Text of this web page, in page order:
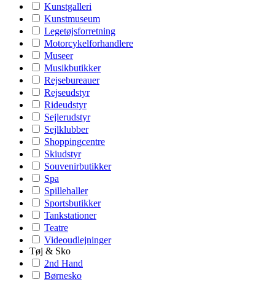
Kunstgalleri
Kunstmuseum
Legetøjsforretning
Motorcykelforhandlere
Museer
Musikbutikker
Rejsebureauer
Rejseudstyr
Rideudstyr
Sejlerudstyr
Sejlklubber
Shoppingcentre
Skiudstyr
Souvenirbutikker
Spa
Spillehaller
Sportsbutikker
Tankstationer
Teatre
Videoudlejninger
Tøj & Sko
2nd Hand
Børnesko